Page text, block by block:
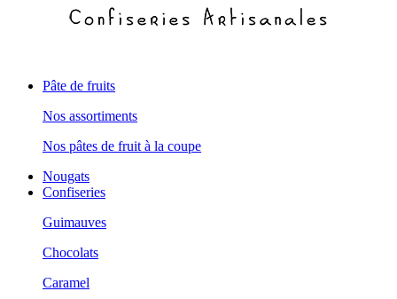
Pâte de fruits
Nos assortiments
Nos pâtes de fruit à la coupe
Nougats
Confiseries
Guimauves
Chocolats
Caramel